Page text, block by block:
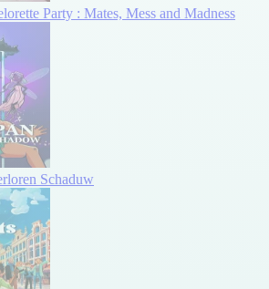
Party : Mates, Mess and Madness
Schaduw